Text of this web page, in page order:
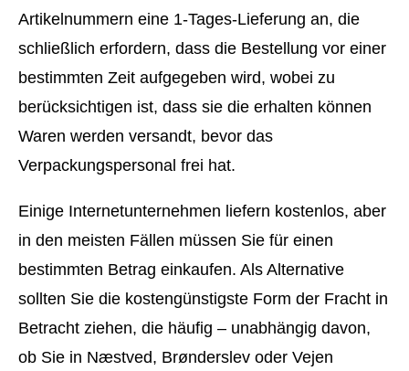
Artikelnummern eine 1-Tages-Lieferung an, die
schließlich erfordern, dass die Bestellung vor einer
bestimmten Zeit aufgegeben wird, wobei zu
berücksichtigen ist, dass sie die erhalten können
Waren werden versandt, bevor das
Verpackungspersonal frei hat.
Einige Internetunternehmen liefern kostenlos, aber
in den meisten Fällen müssen Sie für einen
bestimmten Betrag einkaufen. Als Alternative
sollten Sie die kostengünstigste Form der Fracht in
Betracht ziehen, die häufig – unabhängig davon,
ob Sie in Næstved, Brønderslev oder Vejen